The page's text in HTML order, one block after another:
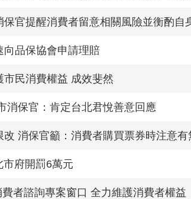
官提醒消費者留意相關風險並衡酌自
品保協會申請理賠
民消費權益 成效斐然
消保官：肯定台北君悅善意回應
消保官籲：消費者購買票券時注意有
府開罰6萬元
者諮詢專案窗口 全力維護消費者權益